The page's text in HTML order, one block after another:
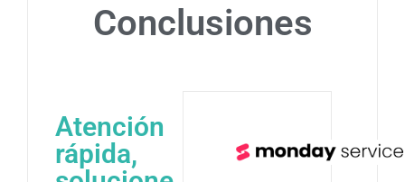
Conclusiones
Atención
rápida,